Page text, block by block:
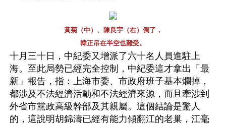
黃菊（中）、陳良宇（右）倒了，
韓正吊在半空也難受。
十月三十日，中紀委又增派了六十名人員進駐上
海。至此局勢已經完全控制，中紀委這才拿出「最
新」報告，指：上海市委、市政府班子基本爛掉，
都涉及不法經濟活動和不法經濟來源，而且牽涉到
外省市黨政高級幹部及其親屬。這個結論是驚人
的，這說明胡錦濤已經有能力傾翻江的老巢，江毫